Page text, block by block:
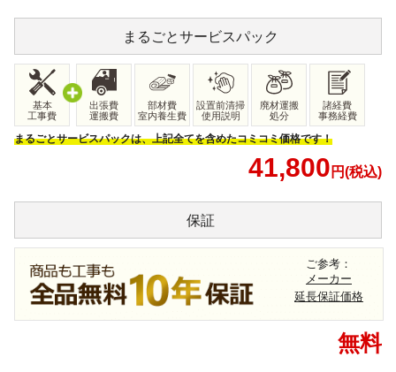
まるごとサービスパック
基本
工事費
出張費
運搬費
部材費
室内養生費
設置前清掃
使用説明
廃材運搬
処分
諸経費
事務経費
まるごとサービスパックは、上記全てを含めたコミコミ価格です！
41,800 円(税込)
保証
ご参考：
メーカー
延長保証価格
無料